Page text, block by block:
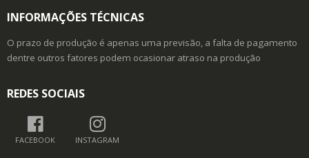
INFORMAÇÕES TÉCNICAS
O prazo de produção é apenas uma previsão, a falta de pagamento
dentre outros fatores podem ocasionar atraso na produção
REDES SOCIAIS
FACEBOOK INSTAGRAM